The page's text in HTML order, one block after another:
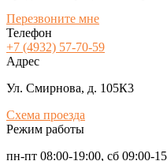
Перезвоните мне
Телефон
+7 (4932) 57-70-59
Адрес
Ул. Смирнова, д. 105К3
Схема проезда
Режим работы
пн-пт 08:00-19:00, сб 09:00-